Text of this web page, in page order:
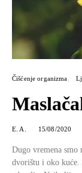
Čišćenje organizma
E. A. 15/08/2020
Dugo vremena smo
dvorištu i oko